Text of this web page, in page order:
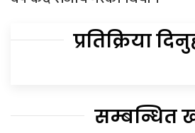
प्रतिक्रिया
सम्बन्धित